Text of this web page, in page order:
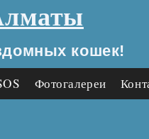
кошек!
Фотогалереи